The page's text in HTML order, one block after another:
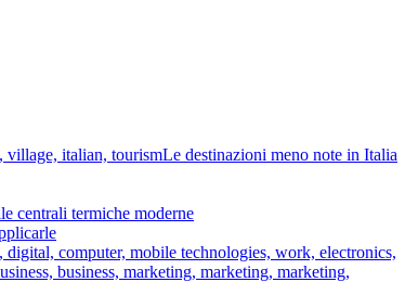
Le destinazioni meno note in Italia
centrali termiche moderne